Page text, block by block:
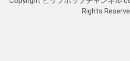
Rights